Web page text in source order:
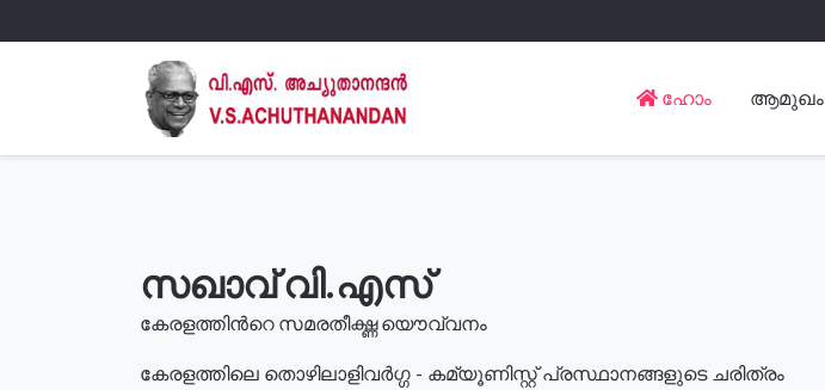
ഹോം ആമുഖം
സഖാവ് വി.എസ്
കേരളത്തിൻറെ സമരതീക്ഷ്ണ യൌവ്വനം
കേരളത്തിലെ തൊഴിലാളിവർഗ്ഗ - കമ്യൂണിസ്റ്റ് പ്രസ്ഥാനങ്ങളുടെ ചരിത്രം